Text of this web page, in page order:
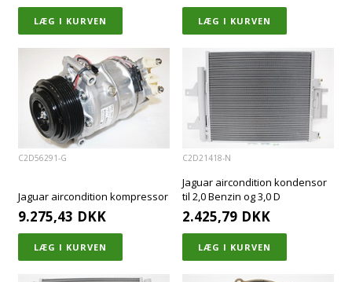
C2D56291-G
Jaguar aircondition kompressor
9.275,43 DKK
C2D21418-N
Jaguar aircondition kondensor
til 2,0 Benzin og 3,0 D
2.425,79 DKK